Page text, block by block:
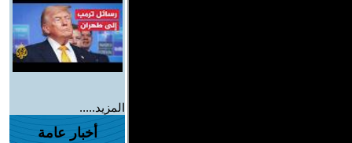
المزيد.....
أخبار عامة